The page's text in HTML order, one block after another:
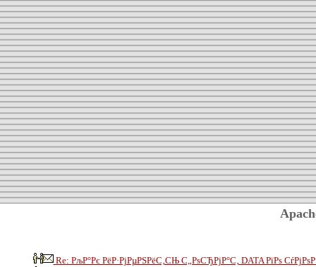
Re: РљР°Рє РёР·РјРµРЅРёС‚СЊ С„РѕСЂРјР°С‚ DATA РїРѕ